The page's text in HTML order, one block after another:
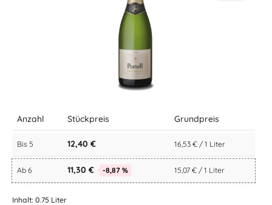
Anzahl Stückpreis Grundpreis
Bis 5 12,40 € 16,53 € / 1 Liter
Ab 6 11,30 € -8,87 % 15,07 € / 1 Liter
Inhalt: 0.75 Liter